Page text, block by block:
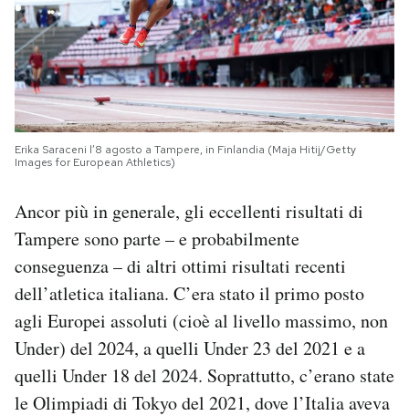
Erika Saraceni l’8 agosto a Tampere, in Finlandia (Maja Hitij/Getty
Images for European Athletics)
Ancor più in generale, gli eccellenti risultati di
Tampere sono parte – e probabilmente
conseguenza – di altri ottimi risultati recenti
dell’atletica italiana. C’era stato il primo posto
agli Europei assoluti (cioè al livello massimo, non
Under) del 2024, a quelli Under 23 del 2021 e a
quelli Under 18 del 2024. Soprattutto, c’erano state
le Olimpiadi di Tokyo del 2021, dove l’Italia aveva